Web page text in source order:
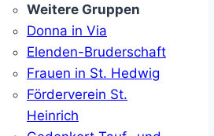
Weitere Gruppen
Donna in Via
Elenden-Bruderschaft
Frauen in St. Hedwig
Förderverein St.
Heinrich